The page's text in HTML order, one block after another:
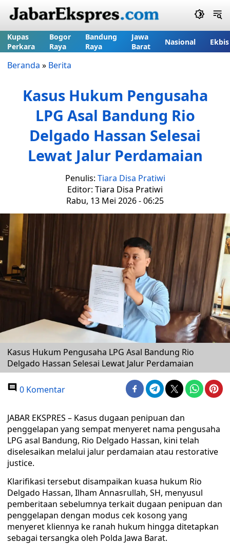
Kupas
Perkara
Bogor
Raya
Bandung
Raya
Jawa
Barat
Nasional Ekbis
Beranda » Berita
Kasus Hukum Pengusaha
LPG Asal Bandung Rio
Delgado Hassan Selesai
Lewat Jalur Perdamaian
Penulis: Tiara Disa Pratiwi
Editor: Tiara Disa Pratiwi
Rabu, 13 Mei 2026 - 06:25
Kasus Hukum Pengusaha LPG Asal Bandung Rio
Delgado Hassan Selesai Lewat Jalur Perdamaian
0 Komentar
JABAR EKSPRES – Kasus dugaan penipuan dan
penggelapan yang sempat menyeret nama pengusaha
LPG asal Bandung, Rio Delgado Hassan, kini telah
diselesaikan melalui jalur perdamaian atau restorative
justice.
Klarifikasi tersebut disampaikan kuasa hukum Rio
Delgado Hassan, Ilham Annasrullah, SH, menyusul
pemberitaan sebelumnya terkait dugaan penipuan dan
penggelapan dengan modus cek kosong yang
menyeret kliennya ke ranah hukum hingga ditetapkan
sebagai tersangka oleh Polda Jawa Barat.